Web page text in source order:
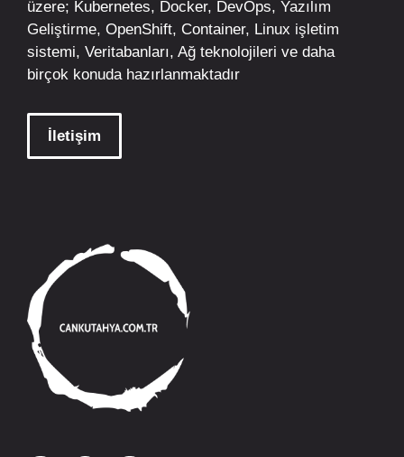
üzere; Kubernetes, Docker, DevOps, Yazılım
Geliştirme, OpenShift, Container, Linux işletim
sistemi, Veritabanları, Ağ teknolojileri ve daha
birçok konuda hazırlanmaktadır
İletişim